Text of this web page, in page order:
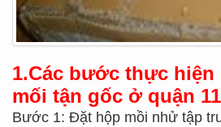
1.Các bước thực
mối tận gốc ở quận
Bước 1: Đặt hộp mồi nhử tập